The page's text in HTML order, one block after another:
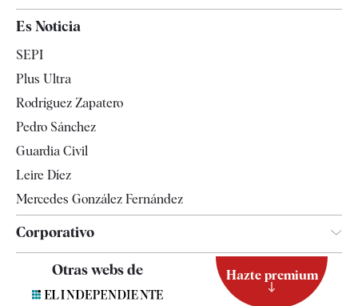
España
Televisión
Es Noticia
SEPI
Plus Ultra
Rodríguez Zapatero
Pedro Sánchez
Guardia Civil
Leire Díez
Mercedes González Fernández
Corporativo
Contacto
Otras webs de Hazte premium